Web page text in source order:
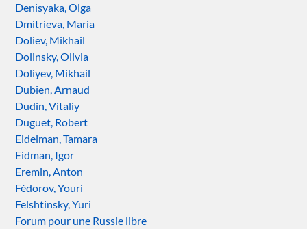
Denisyaka, Olga
Dmitrieva, Maria
Doliev, Mikhail
Dolinsky, Olivia
Doliyev, Mikhail
Dubien, Arnaud
Dudin, Vitaliy
Duguet, Robert
Eidelman, Tamara
Eidman, Igor
Eremin, Anton
Fédorov, Youri
Felshtinsky, Yuri
Forum pour une Russie libre